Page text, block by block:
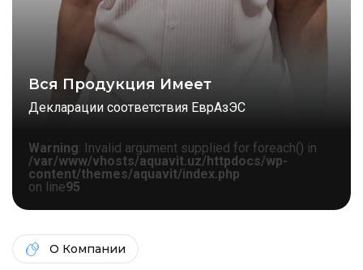
Вся Продукция Имеет
Декларации соответствия ЕврАзЭС
Warning: Invalid argument supplied for foreach() in
/var/www/vhosts/aquavit.uz/httpdocs/wp-
content/themes/aquavit/index.php
on line95
О Компании